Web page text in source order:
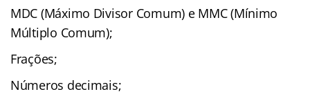
MDC (Máximo Divisor Comum) e MMC (Mínimo
Múltiplo Comum);
Frações;
Números decimais;